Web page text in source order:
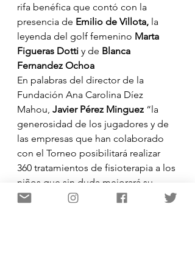
rifa benéfica que contó con la
presencia de Emilio de Villota, la
leyenda del golf femenino Marta
Figueras Dotti y de Blanca
Fernandez Ochoa
En palabras del director de la
Fundación Ana Carolina Díez
Mahou, Javier Pérez Minguez “la
generosidad de los jugadores y de
las empresas que han colaborado
con el Torneo posibilitará realizar
360 tratamientos de fisioterapia a los
niños que sin duda mejorará su
calidad de vida”.